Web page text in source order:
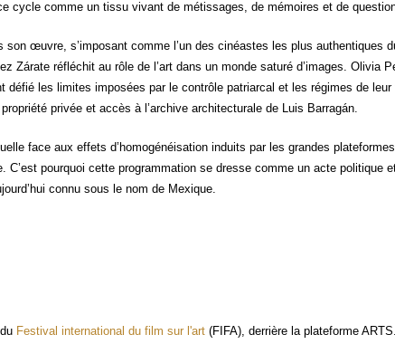
cycle comme un tis­su vivant de métis­sages, de mémoires et de
œuvre, s’imposant comme l’un des cinéastes les plus authen­tiques
réflé­chit au rôle de l’art dans un monde satu­ré d’images. Oli­via
les limites impo­sées par le contrôle patriar­cal et les régimes de
pri­vée et accès à l’archive archi­tec­tu­rale de Luis Barragán.
face aux effets d’homogénéisation induits par les grandes
pour­quoi cette pro­gram­ma­tion se dresse comme un acte poli­tique
connu sous le nom de Mexique.
Fes­ti­val inter­na­tio­nal du film sur l'art (FIFA), der­rière la pla­te­forme